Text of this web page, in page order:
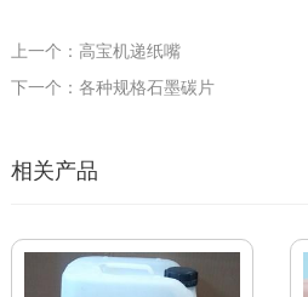
上一个：高宝机递纸嘴
下一个：各种规格石墨碳片
相关产品